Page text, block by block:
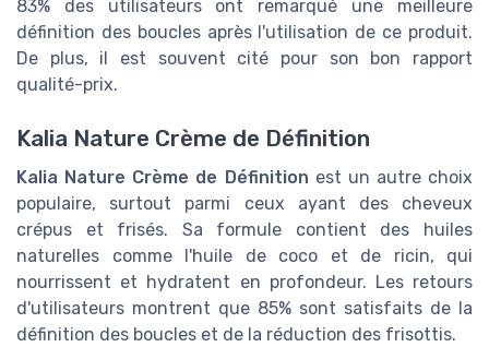
83% des utilisateurs ont remarqué une meilleure
définition des boucles après l'utilisation de ce produit.
De plus, il est souvent cité pour son bon rapport
qualité-prix.
Kalia Nature Crème de Définition
Kalia Nature Crème de Définition est un autre choix
populaire, surtout parmi ceux ayant des cheveux
crépus et frisés. Sa formule contient des huiles
naturelles comme l'huile de coco et de ricin, qui
nourrissent et hydratent en profondeur. Les retours
d'utilisateurs montrent que 85% sont satisfaits de la
définition des boucles et de la réduction des frisottis.